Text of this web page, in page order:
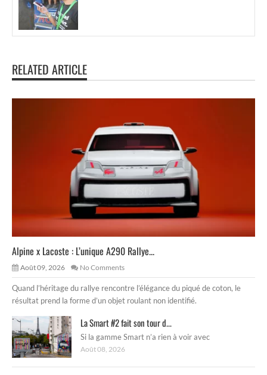
RELATED ARTICLE
Alpine x Lacoste : L’unique A290 Rallye...
Août 09, 2026 No Comments
Quand l’héritage du rallye rencontre l’élégance du piqué de coton, le
résultat prend la forme d’un objet roulant non identifié.
La Smart #2 fait son tour d...
Si la gamme Smart n’a rien à voir avec
Août 08, 2026